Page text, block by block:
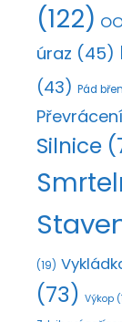
(122)
úraz (45)
(43) Pád
Převrácení
Silnice
(19)
(73) Výkop